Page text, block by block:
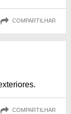
COMPARTILHAR
COMPARTILHAR